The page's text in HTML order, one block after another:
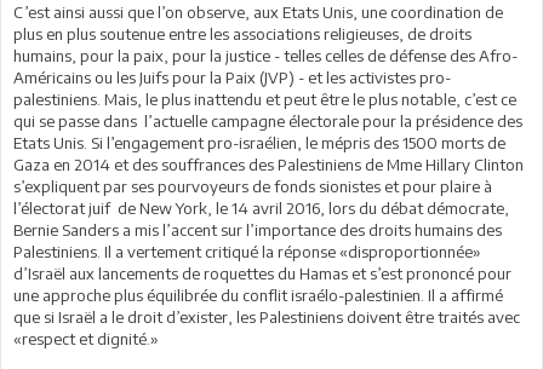
C’est ainsi aussi que l’on observe, aux Etats Unis, une coordination de
plus en plus soutenue entre les associations religieuses, de droits
humains, pour la paix, pour la justice - telles celles de défense des Afro-
Américains ou les Juifs pour la Paix (JVP) - et les activistes pro-
palestiniens. Mais, le plus inattendu et peut être le plus notable, c’est ce
qui se passe dans l’actuelle campagne électorale pour la présidence des
Etats Unis. Si l’engagement pro-israélien, le mépris des 1500 morts de
Gaza en 2014 et des souffrances des Palestiniens de Mme Hillary Clinton
s’expliquent par ses pourvoyeurs de fonds sionistes et pour plaire à
l’électorat juif de New York, le 14 avril 2016, lors du débat démocrate,
Bernie Sanders a mis l’accent sur l’importance des droits humains des
Palestiniens. Il a vertement critiqué la réponse «disproportionnée»
d’Israël aux lancements de roquettes du Hamas et s’est prononcé pour
une approche plus équilibrée du conflit israélo-palestinien. Il a affirmé
que si Israël a le droit d’exister, les Palestiniens doivent être traités avec
«respect et dignité.»